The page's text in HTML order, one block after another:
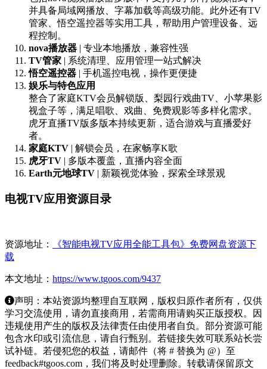
并具备局域网播放、字幕加载等高级功能。此外还有TV
管家、悟空遥控器等实用工具，帮助用户管理设备、远
程控制。
nova播放器 | 专业本地播放，兼容性强
TV管家 | 系统清理、应用管理一站式解决
悟空遥控器 | 手机遥控电视，操作更便捷
娱乐与特色应用
整合了家庭KTV会员解锁版、梨园行戏曲TV、小苹果影
视盒子等，满足唱歌、戏曲、免费观影等多样化需求。
虎牙直播TV版多版本持续更新，适合游戏与直播爱好
者。
家庭KTV | 解锁会员，在家畅享K歌
虎牙TV | 多版本覆盖，直播内容全面
Earth元地球TV | 新颖视觉体验，探索全球景观
电视TV应用资源目录
资源地址：
《智能电视TV应用全能工具包》免费网盘资源下
载
本文地址： https://www.tgoos.com/9437
声明：本站资源均整理自互联网，版权归原作者所有，仅供
学习交流使用，请勿直接商用，若需商用请购买正版授权。因
违规使用产生的版权及法律责任由使用者自负。部分资源可能
包含水印或引流信息，请自行甄别。若链接失效可联系站长尝
试补链。若侵犯您的权益，请邮件（将 # 替换为 @）至
feedback#tgoos.com，我们将及时处理删除。转载请保留原文